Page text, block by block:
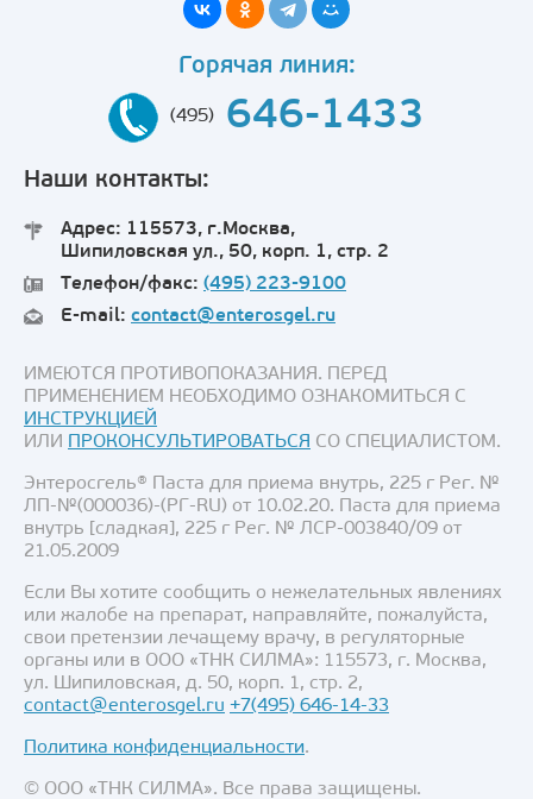
Горячая линия:
(495) 646-1433
Наши контакты:
Адрес: 115573, г.Москва,
Шипиловская ул., 50, корп. 1, стр. 2
Телефон/факс: (495) 223-9100
E-mail: contact@enterosgel.ru
ИМЕЮТСЯ ПРОТИВОПОКАЗАНИЯ. ПЕРЕД
ПРИМЕНЕНИЕМ НЕОБХОДИМО ОЗНАКОМИТЬСЯ С
ИНСТРУКЦИЕЙ
ИЛИ ПРОКОНСУЛЬТИРОВАТЬСЯ СО СПЕЦИАЛИСТОМ.
Энтеросгель® Паста для приема внутрь, 225 г Рег. №
ЛП-№(000036)-(РГ-RU) от 10.02.20. Паста для приема
внутрь [сладкая], 225 г Рег. № ЛСР-003840/09 от
21.05.2009
Если Вы хотите сообщить о нежелательных явлениях
или жалобе на препарат, направляйте, пожалуйста,
свои претензии лечащему врачу, в регуляторные
органы или в ООО «ТНК СИЛМА»: 115573, г. Москва,
ул. Шипиловская, д. 50, корп. 1, стр. 2,
contact@enterosgel.ru +7(495) 646-14-33
Политика конфиденциальности.
© ООО «ТНК СИЛМА». Все права защищены.